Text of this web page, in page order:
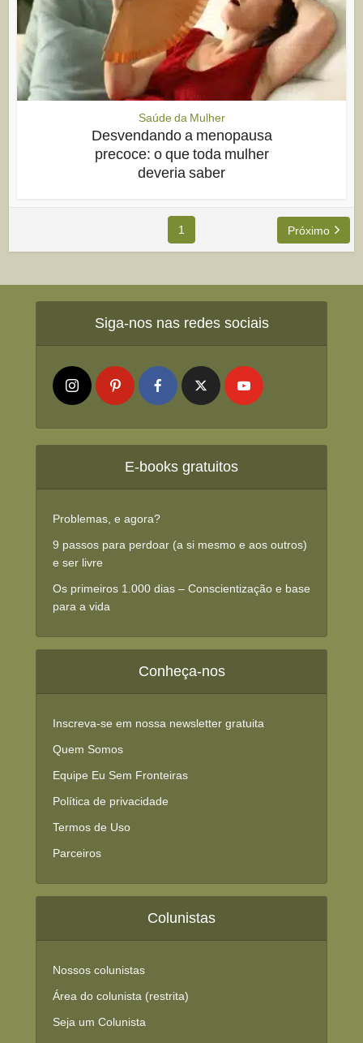
Saúde da Mulher
Desvendando a menopausa
precoce: o que toda mulher
deveria saber
1 Próximo
Siga-nos nas redes sociais
E-books gratuitos
Problemas, e agora?
9 passos para perdoar (a si mesmo e aos outros)
e ser livre
Os primeiros 1.000 dias – Conscientização e base
para a vida
Conheça-nos
Inscreva-se em nossa newsletter gratuita
Quem Somos
Equipe Eu Sem Fronteiras
Política de privacidade
Termos de Uso
Parceiros
Colunistas
Nossos colunistas
Área do colunista (restrita)
Seja um Colunista